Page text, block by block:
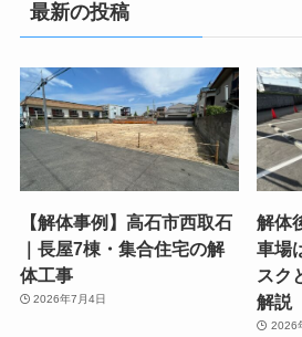
最新の投稿
【解体事例】高石市西取石
｜長屋7棟・集合住宅の解
体工事
2026年7月4日
解体
車場
スク
解説
2026